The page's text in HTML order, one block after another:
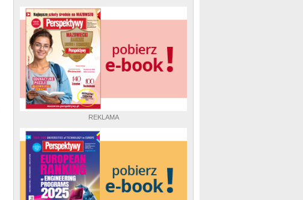
REKLAMA